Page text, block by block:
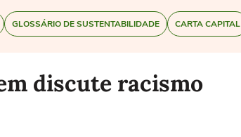
GLOSSÁRIO DE SUSTENTABILIDADE CARTA CAPITAL
discute racismo